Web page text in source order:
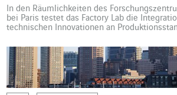
In den Räumlichkeiten des
bei Paris testet das Factory Lab die
technischen Innovationen an
die Automatisierung eines Teils seiner
Science-Fiction? Nein. Im Factory Lab, in
Labors für System- und […]